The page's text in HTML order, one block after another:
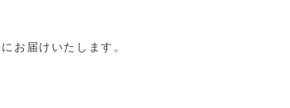
お届けいたします。